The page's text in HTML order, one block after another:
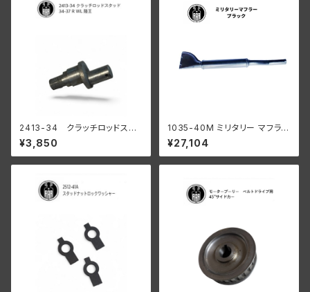
2413-34 クラッチロッドスタ
ッド 1934-37 R WL
陸王
¥3,850
1035-40M ミリタリー マフラー
ブラック
¥27,104